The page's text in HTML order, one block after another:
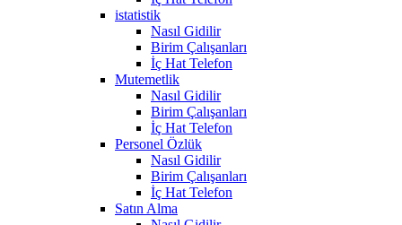
istatistik
Nasıl Gidilir
Birim Çalışanları
İç Hat Telefon
Mutemetlik
Nasıl Gidilir
Birim Çalışanları
İç Hat Telefon
Personel Özlük
Nasıl Gidilir
Birim Çalışanları
İç Hat Telefon
Satın Alma